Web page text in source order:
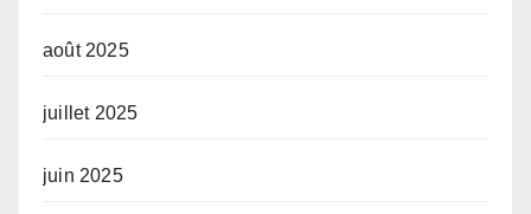
août 2025
juillet 2025
juin 2025